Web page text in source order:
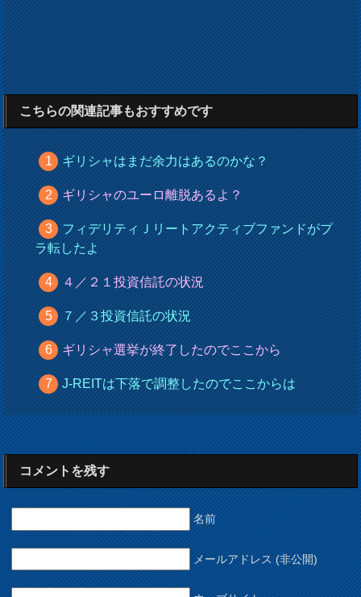
こちらの関連記事もおすすめです
ギリシャはまだ余力はあるのかな？
ギリシャのユーロ離脱あるよ？
フィデリティＪリートアクティブファンドがプ
ラ転したよ
４／２１投資信託の状況
７／３投資信託の状況
ギリシャ選挙が終了したのでここから
J-REITは下落で調整したのでここからは
コメントを残す
名前
メールアドレス (非公開)